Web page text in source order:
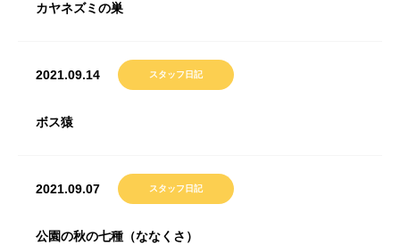
カヤネズミの巣
2021.09.14 スタッフ日記
ボス猿
2021.09.07 スタッフ日記
公園の秋の七種（ななくさ）